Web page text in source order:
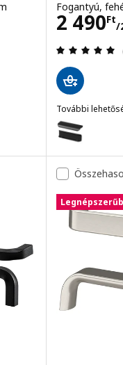
4.9 kívül 5 csillag.
rozsdamentes,
sárgaréz, 143
Fogantyú,
2 490Ft
/
Ár
További
BILLSBRO
Lehetőség:
Lehetőség: